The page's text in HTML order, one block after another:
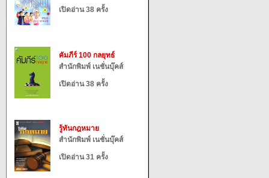
เปิดอ่าน 38 ครั้ง
คัมภีร์ 100 กลยุทธ์
สำนักพิมพ์ เนชั่นบุ๊คส์
เปิดอ่าน 38 ครั้ง
รู้ทันกฎหมาย
สำนักพิมพ์ เนชั่นบุ๊คส์
เปิดอ่าน 31 ครั้ง